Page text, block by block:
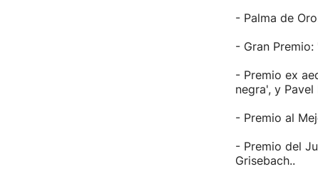
- Palma de
- Gran
- Premio ex
negra', y
- Premio al
- Premio del
Grisebach..